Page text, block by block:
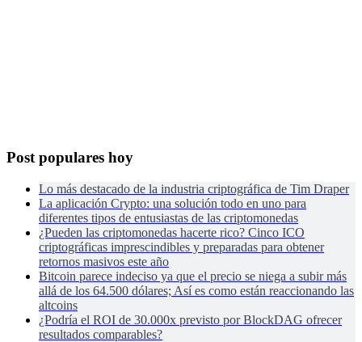
Post populares hoy
Lo más destacado de la industria criptográfica de Tim Draper
La aplicación Crypto: una solución todo en uno para
diferentes tipos de entusiastas de las criptomonedas
¿Pueden las criptomonedas hacerte rico? Cinco ICO
criptográficas imprescindibles y preparadas para obtener
retornos masivos este año
Bitcoin parece indeciso ya que el precio se niega a subir más
allá de los 64.500 dólares; Así es como están reaccionando las
altcoins
¿Podría el ROI de 30.000x previsto por BlockDAG ofrecer
resultados comparables?